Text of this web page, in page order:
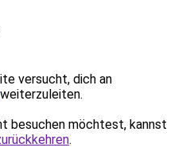
versucht, dich an
weiterzuleiten.
besuchen möchtest, kannst
.